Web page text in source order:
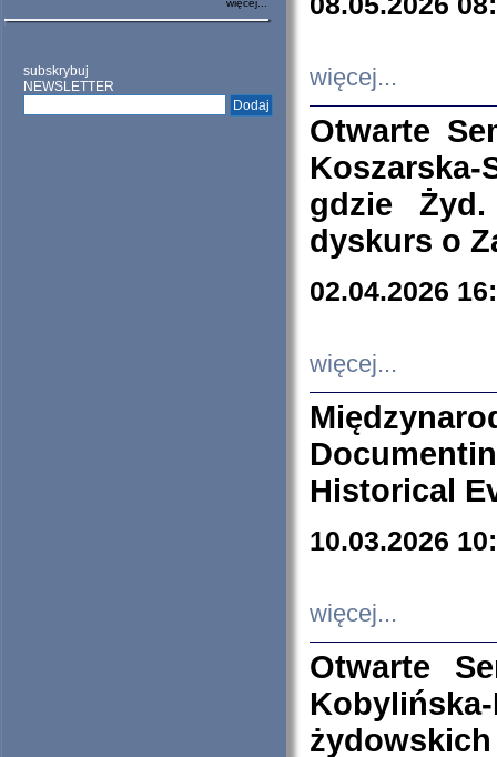
więcej...
subskrybuj
NEWSLETTER
więcej...
Otwarte
Koszarska-
gdzie
dyskurs o
02.04.2026
więcej...
Historical
10.03.2026
więcej...
Otwarte